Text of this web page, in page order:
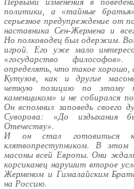
политики, а «тайные
серьезное предупреждение от
наставника Сен-Жермена и
Но полководец был одержим.
игрой. Его уже мало
«государство
определять, что такое хорошо,
Кутузов, как и другие
четкую позицию по этому
каменщиком» и не собирался
Он вспомнил заповедь своего
Суворова: «До издыхания
Отечеству».
И он стал готовиться
клятвопреступником. В этом
масоны всей Европы. Они
корсиканец нарушит второе
Жерменом и Гималайским
на Россию.